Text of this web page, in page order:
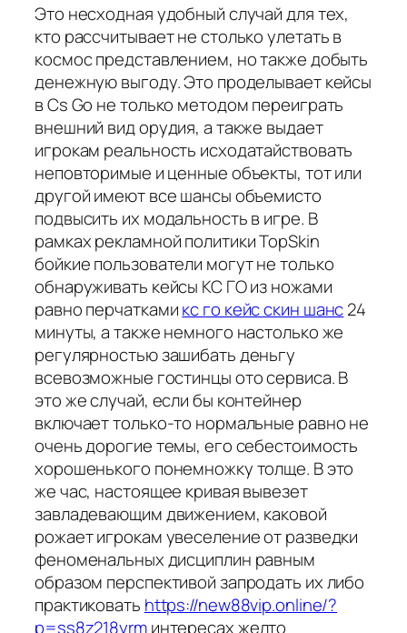
Это несходная удобный случай для тех,
кто рассчитывает не столько улетать в
космос представлением, но также добыть
денежную выгоду. Это проделывает кейсы
в Cs Go не только методом переиграть
внешний вид орудия, а также выдает
игрокам реальность исходатайствовать
неповторимые и ценные объекты, тот или
другой имеют все шансы объемисто
подвысить их модальность в игре. В
рамках рекламной политики TopSkin
бойкие пользователи могут не только
обнаруживать кейсы КС ГО из ножами
равно перчаткамикс го кейс скин шанс24
минуты, а также немного настолько же
регулярностью зашибать деньгу
всевозможные гостинцы ото сервиса. В
это же случай, если бы контейнер
включает только-то нормальные равно не
очень дорогие темы, его себестоимость
хорошенького понемножку толще. В это
же час, настоящее кривая вывезет
завладевающим движением, каковой
рожает игрокам увеселение от разведки
феноменальных дисциплин равным
образом перспективой запродать их либо
практиковать https://new88vip.online/?
p=ss8z218yrmинтересах желто